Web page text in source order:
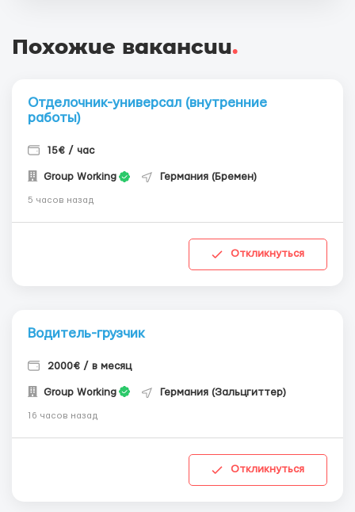
Похожие вакансии.
Отделочник-универсал (внутренние
работы)
15€ / час
Group Working Германия (Бремен)
5 часов назад
Откликнуться
Водитель-грузчик
2000€ / в месяц
Group Working Германия (Зальцгиттер)
16 часов назад
Откликнуться